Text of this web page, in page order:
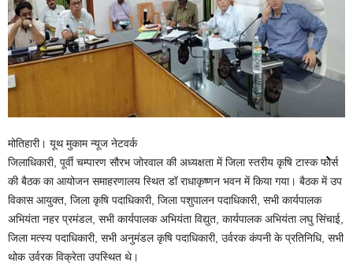
मोतिहारी। यूथ मुकाम न्यूज नेटवर्क
जिलाधिकारी, पूर्वी चम्पारण सौरभ जोरवाल की अध्यक्षता में जिला स्तरीय कृषि टास्क फोेेेेेेेेेेेेेेेेेर्स
की बैठक का आयोजन समाहरणालय स्थित डॉ राधाकृष्णन भवन में किया गया। बैठक में उप
विकास आयुक्त, जिला कृषि पदाधिकारी, जिला पशुपालन पदाधिकारी, सभी कार्यपालक
अभियंता नहर प्रमंडल, सभी कार्यपालक अभियंता विद्युत, कार्यपालक अभियंता लघु सिंचाई,
जिला मत्स्य पदाधिकारी, सभी अनुमंडल कृषि पदाधिकारी, उर्वरक कंपनी के प्रतिनिधि, सभी
थोक उर्वरक विक्रेता उपस्थित थे।